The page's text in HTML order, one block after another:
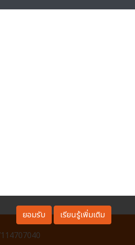
ยอมรับ เรียนรู้เพิ่มเติม